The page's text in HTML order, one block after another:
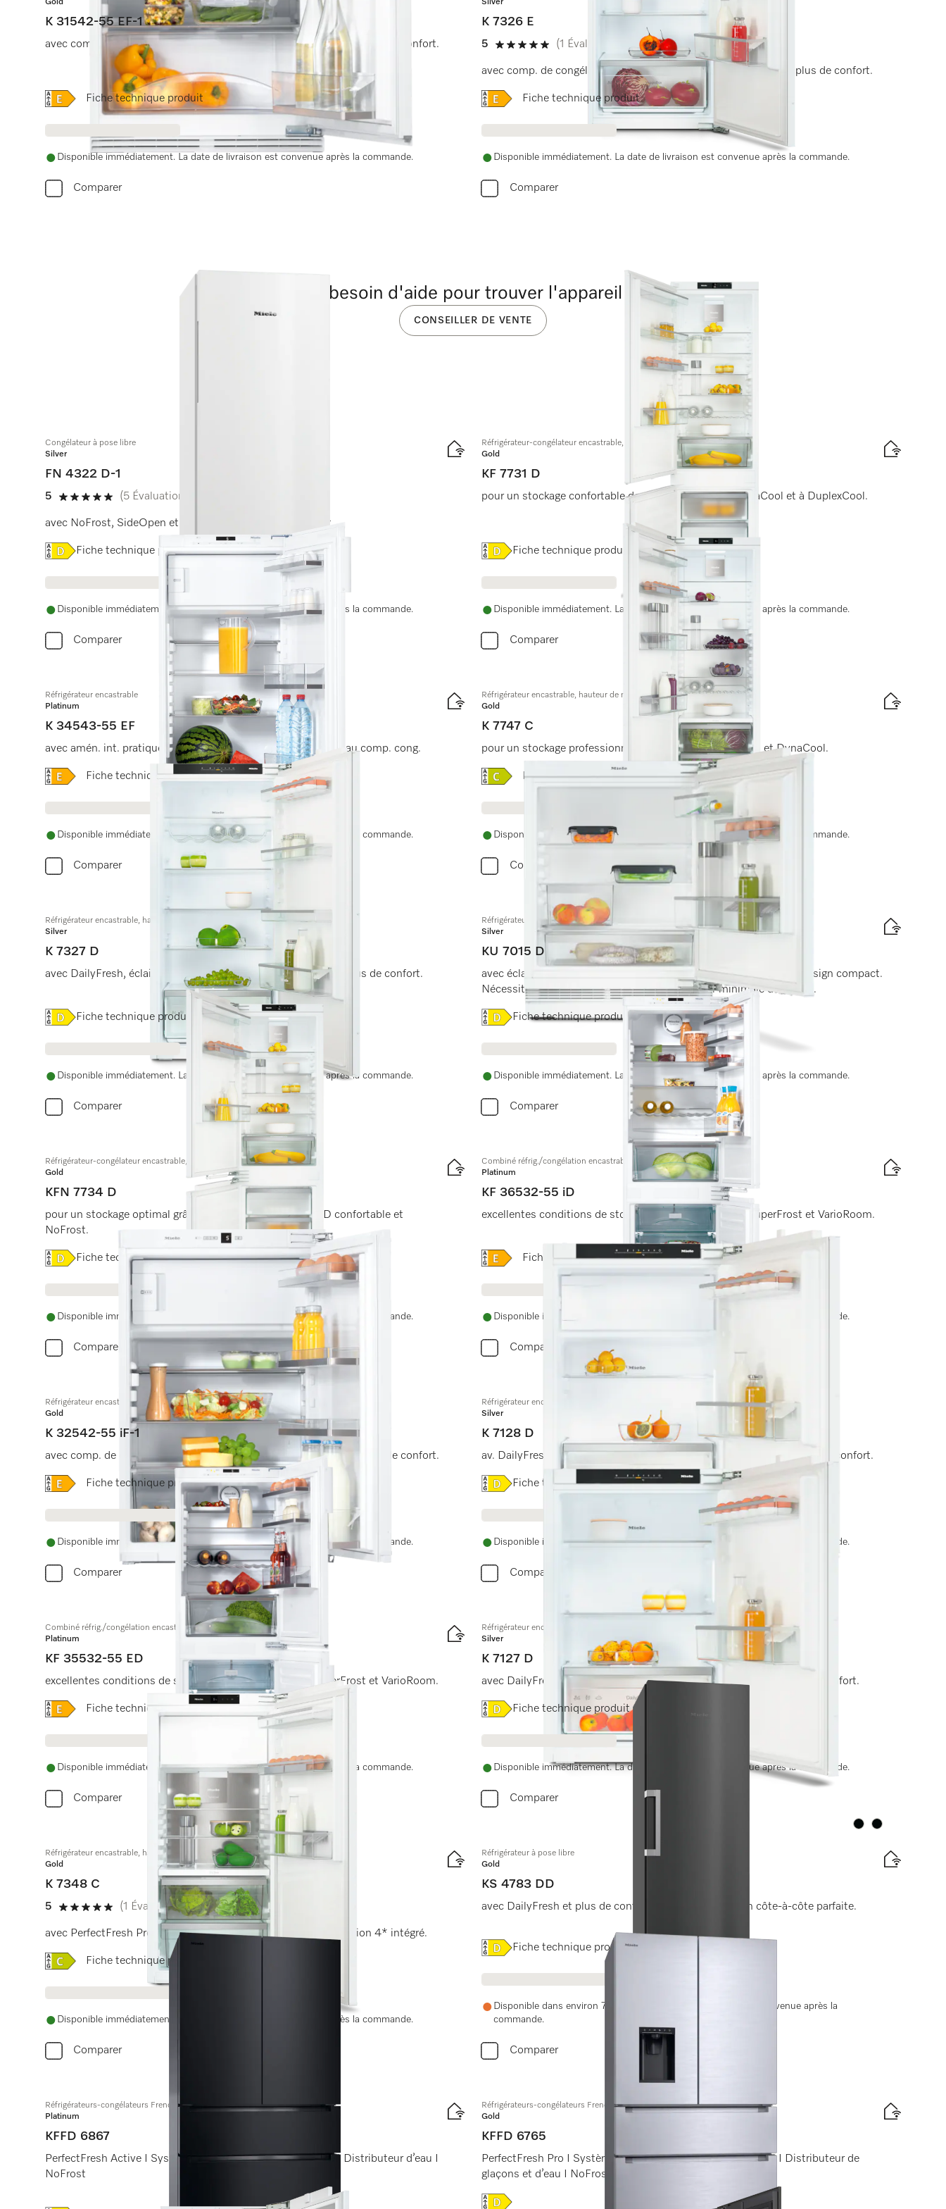
Gold
K 31542-55 EF-1
avec comp. de congélation, éclairage LED et ComfortClean pour plus de confort.
Online Label Flag, Label énergétique
Fiche technique produit
Disponible immédiatement. La date de livraison est convenue après la commande.
Comparer
Silver
K 7326 E
5
5 de 5 étoiles
(1 Évaluation)
avec comp. de congélation 4*, éclairage LED et SuperCool pour plus de confort.
Online Label Flag, Label énergétique
Fiche technique produit
Disponible immédiatement. La date de livraison est convenue après la commande.
Comparer
Congélateur à pose libre
Silver
FN 4322 D-1
5
5 de 5 étoiles
(5 Évaluations)
avec NoFrost, SideOpen et box XXL pour un grand confort.
Online Label Flag, Label énergétique
Fiche technique produit
Disponible immédiatement. La date de livraison est convenue après la commande.
Comparer
Réfrigérateur-congélateur encastrable, hauteur de niche de 178⎵cm
Gold
KF 7731 D
pour un stockage confortable des aliments, grâce à DynaCool et à DuplexCool.
Online Label Flag, Label énergétique
Fiche technique produit
Disponible immédiatement. La date de livraison est convenue après la commande.
Comparer
Réfrigérateur encastrable
Platinum
K 34543-55 EF
avec amén. int. pratique, grâce à SpotLight, ComfortClean et au comp. cong.
Online Label Flag, Label énergétique
Fiche technique produit
Disponible immédiatement. La date de livraison est convenue après la commande.
Comparer
Réfrigérateur encastrable, hauteur de niche de 178 cm
Gold
K 7747 C
pour un stockage professionnel, grâce à PerfectFresh Pro et DynaCool.
Online Label Flag, Label énergétique
Fiche technique produit
Disponible immédiatement. La date de livraison est convenue après la commande.
Comparer
Réfrigérateur encastrable, hauteur de niche de 122 cm
Silver
K 7327 D
avec DailyFresh, éclairage LED, SoftClose et SuperCool pour plus de confort.
Online Label Flag, Label énergétique
Fiche technique produit
Disponible immédiatement. La date de livraison est convenue après la commande.
Comparer
Réfrigérateur encastrable, hauteur de niche de 82–88 cm
Silver
KU 7015 D
avec éclairage LED et balconnets de contreporte divisés dans un design compact.
Nécessite des façades de cuisine d’une hauteur minimale de 72 cm.
Online Label Flag, Label énergétique
Fiche technique produit
Disponible immédiatement. La date de livraison est convenue après la commande.
Comparer
Réfrigérateur-congélateur encastrable, hauteur de niche de 178⎵cm
Gold
KFN 7734 D
pour un stockage optimal grâce à DynaCool, éclairage LED confortable et
NoFrost.
Online Label Flag, Label énergétique
Fiche technique produit
Disponible immédiatement. La date de livraison est convenue après la commande.
Comparer
Combiné réfrig./congélation encastrable
Platinum
KF 36532-55 iD
excellentes conditions de stockage grâce à SpotLight, SuperFrost et VarioRoom.
Online Label Flag, Label énergétique
Fiche technique produit
Disponible immédiatement. La date de livraison est convenue après la commande.
Comparer
Réfrigérateur encastrable
Gold
K 32542-55 iF-1
avec comp. de congélation, éclairage LED et ComfortClean pour plus de confort.
Online Label Flag, Label énergétique
Fiche technique produit
Disponible immédiatement. La date de livraison est convenue après la commande.
Comparer
Réfrigérateur encastrable, hauteur de niche de 88 cm
Silver
K 7128 D
av. DailyFresh, comp. cong. 4*, éclairage LED et SoftClose pour plus de confort.
Online Label Flag, Label énergétique
Fiche technique produit
Disponible immédiatement. La date de livraison est convenue après la commande.
Comparer
Combiné réfrig./congélation encastrable
Platinum
KF 35532-55 ED
excellentes conditions de stockage grâce à SpotLight, SuperFrost et VarioRoom.
Online Label Flag, Label énergétique
Fiche technique produit
Disponible immédiatement. La date de livraison est convenue après la commande.
Comparer
Réfrigérateur encastrable, hauteur de niche de 88 cm
Silver
K 7127 D
avec DailyFresh, éclairage LED, SoftClose et SuperCool pour plus de confort.
Online Label Flag, Label énergétique
Fiche technique produit
Disponible immédiatement. La date de livraison est convenue après la commande.
Comparer
Réfrigérateur encastrable, hauteur de niche de 122 cm
Gold
K 7348 C
5
5 de 5 étoiles
(1 Évaluation)
avec PerfectFresh Pro pour plus de fraîch. et comp. de congélation 4* intégré.
Online Label Flag, Label énergétique
Fiche technique produit
Disponible immédiatement. La date de livraison est convenue après la commande.
Comparer
Couleur:Couleur:
Réfrigérateur à pose libre
Gold
KS 4783 DD
avec DailyFresh et plus de confort pour la combinaison côte-à-côte parfaite.
Online Label Flag, Label énergétique
Fiche technique produit
Disponible dans environ 7 à 15 jours. La date de livraison est convenue après la
commande.
Comparer
Réfrigérateurs-congélateurs FrenchDoor à pose libre
Platinum
KFFD 6867
PerfectFresh Active I Système Longlife AirClean I IceMaker I Distributeur d’eau I
NoFrost
Réfrigérateurs-congélateurs FrenchDoor à pose libre
Gold
KFFD 6765
PerfectFresh Pro I Système Longlife AirClean I Freeze&Cool I Distributeur de
glaçons et d’eau I NoFrost
Online Label Flag, Label énergétique
Avez-vous besoin d'aide pour trouver l'appareil adéquat ?
CONSEILLER DE VENTE